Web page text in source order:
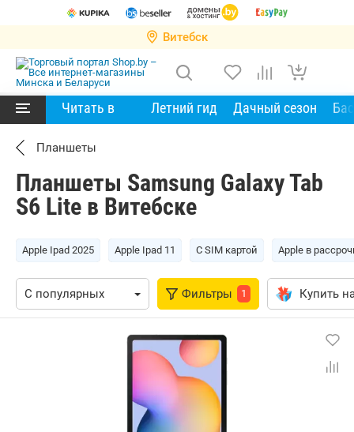
Витебск
Читать в Летний гид Дачный сезон
Планшеты
Планшеты Samsung Galaxy Tab
S6 Lite в Витебске
Apple Ipad 2025 Apple Ipad 11 С SIM картой Apple в
Фильтры 1 Купить